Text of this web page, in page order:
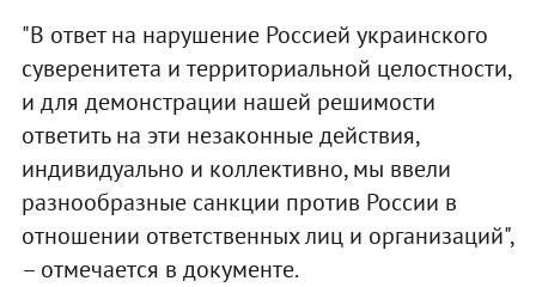
"В ответ на нарушение Россией украинского
суверенитета и территориальной целостности,
и для демонстрации нашей решимости
ответить на эти незаконные действия,
индивидуально и коллективно, мы ввели
разнообразные санкции против России в
отношении ответственных лиц и организаций",
– отмечается в документе.